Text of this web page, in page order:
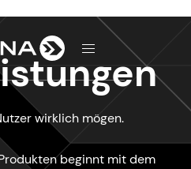
wirklich mögen.
beginnt mit dem